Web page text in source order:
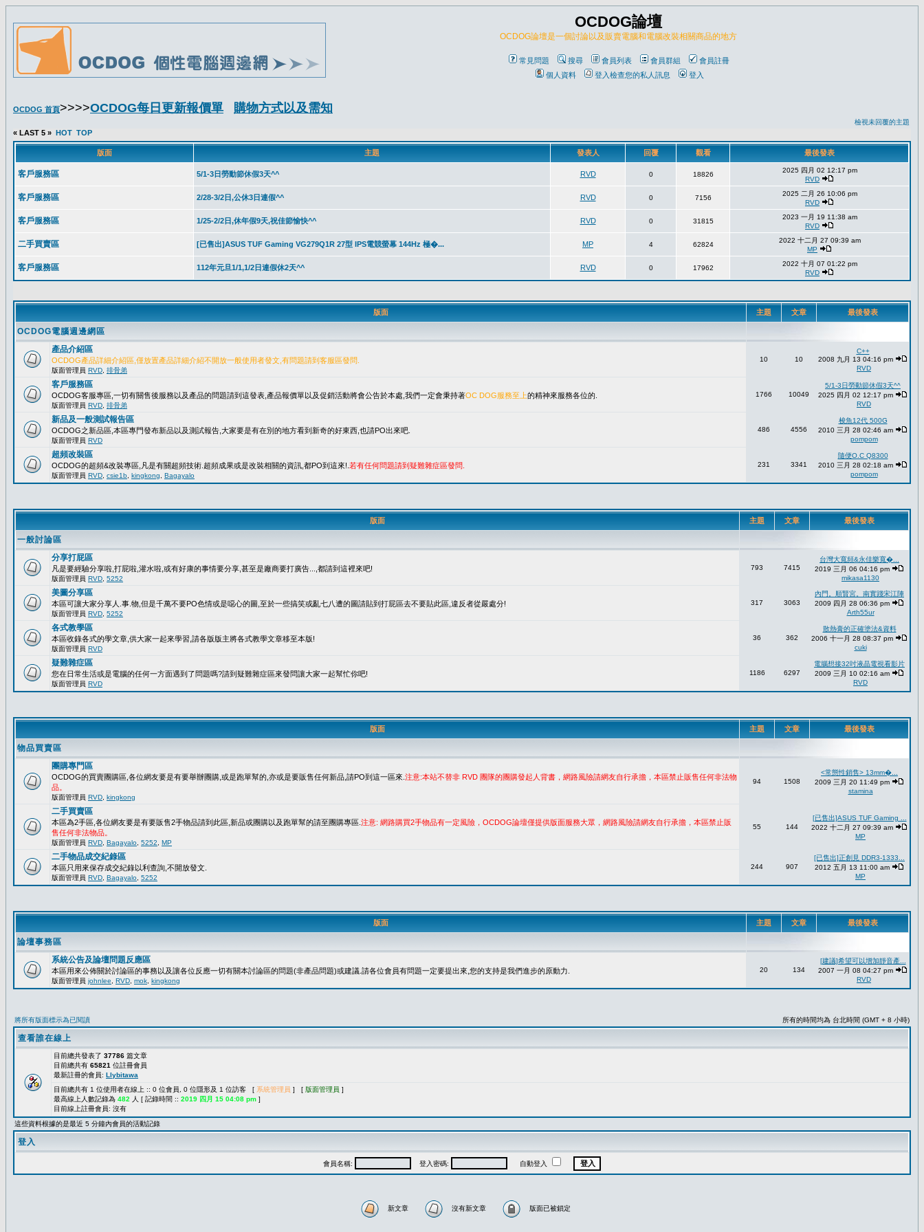
OCDOG論壇
OCDOG論壇是一個討論以及販賣電腦和電腦改裝相關商品的地方
常見問題 搜尋 會員列表 會員群組
會員註冊
個人資料
登入檢查您的私人訊息 登入
OCDOG 首頁>>>>OCDOG每日更新報價單 購物方式以及需知
檢視未回覆的主題
版面 主題 文章 最後發表
OCDOG電腦週邊網區
產品介紹區
OCDOG產品詳細介紹區,僅放置產品詳細介紹不開放一般使用者發文,有問題請到客服區發問.
版面管理員 RVD 排骨弟
10 10
C++
2008 九月 13 04:16 pm
RVD
客戶服務區
OCDOG客服專區,一切有關售後服務以及產品的問題請到這發表,產品報價單以及促銷活動將會公告於本處,我們一定會秉持著OC DOG服務至上的精神來服務各位的.
版面管理員 RVD 排骨弟
1766 10049
5/1-3日勞動節休假3天^^
2025 四月 02 12:17 pm
RVD
新品及一般測試報告區
OCDOG之新品區,本區專門發布新品以及測試報告,大家要是有在別的地方看到新奇的好東西,也請PO出來吧.
版面管理員 RVD
486 4556
梭魚12代 500G
2010 三月 28 02:46 am
pompom
超頻改裝區
OCDOG的超頻&改裝專區,凡是有關超頻技術.超頻成果或是改裝相關的資訊,都PO到這來!. 若有任何問題請到疑難雜症區發問.
版面管理員 RVD csie1b kingkong Bagayalo
231 3341
隨便O.C Q8300
2010 三月 28 02:18 am
pompom
版面 主題 文章 最後發表
一般討論區
分享打屁區
凡是要經驗分享啦,打屁啦,灌水啦,或有好康的事情要分享,甚至是廠商要打廣告...,都請到這裡來吧!
版面管理員 RVD 5252
793 7415
台灣大寬頻&永佳樂寬�...
2019 三月 06 04:16 pm
mikasa1130
美圖分享區
本區可讓大家分享人.事.物,但是千萬不要PO色情或是噁心的圖,至於一些搞笑或亂七八遭的圖請貼到打屁區去不要貼此區,違反者從嚴處分!
版面管理員 RVD 5252
317 3063
內門。順賢宮。南實踐宋江陣
2009 四月 28 06:36 pm
Arth55ur
各式教學區
本區收錄各式的學文章,供大家一起來學習,請各版版主將各式教學文章移至本版!
版面管理員 RVD
36 362
散熱膏的正確塗法&資料
2006 十一月 28 08:37 pm
cuki
疑難雜症區
您在日常生活或是電腦的任何一方面遇到了問題嗎?請到疑難雜症區來發問讓大家一起幫忙你吧!
版面管理員 RVD
1186 6297
電腦想接32吋液晶電視看影片
2009 三月 10 02:16 am
RVD
版面 主題 文章 最後發表
物品買賣區
團購專門區
OCDOG的買賣團購區,各位網友要是有要舉辦團購,或是跑單幫的,亦或是要販售任何新品,請PO到這一區來. 注意:本站不替非 RVD 團隊的團購發起人背書，網路風險請網友自行承擔，本區禁止販售任何非法物
品。
版面管理員 RVD kingkong
94 1508
<常態性銷售> 13mm�...
2009 三月 20 11:49 pm
stamina
二手買賣區
本區為2手區,各位網友要是有要販售2手物品請到此區,新品或團購以及跑單幫的請至團購專區. 注意: 網路購買2手物品有一定風險，OCDOG論壇僅提供版面服務大眾，網路風險請網友自行承擔，本區禁止販
售任何非法物品。
版面管理員 RVD Bagayalo 5252 MP
55 144
[已售出]ASUS TUF Gaming ...
2022 十二月 27 09:39 am
MP
二手物品成交紀錄區
本區只用來保存成交紀錄以利查詢,不開放發文.
版面管理員 RVD Bagayalo 5252
244 907
[已售出]正創見 DDR3-1333...
2012 五月 13 11:00 am
MP
版面 主題 文章 最後發表
論壇事務區
系統公告及論壇問題反應區
本區用來公佈關於討論區的事務以及讓各位反應一切有關本討論區的問題(非產品問題)或建議.請各位會員有問題一定要提出來,您的支持是我們進步的原動力.
版面管理員 johnlee RVD mok kingkong
20 134
[建議]希望可以增加靜音產...
2007 一月 08 04:27 pm
RVD
將所有版面標示為已閱讀 所有的時間均為 台北時間 (GMT + 8 小時)
查看誰在線上
目前總共發表了 37786 篇文章
目前總共有 65821 位註冊會員
最新註冊的會員: Llybitawa
目前總共有 1 位使用者在線上 :: 0 位會員, 0 位隱形及 1 位訪客 [ 系統管理員 ] [ 版面管理員 ]
最高線上人數記錄為 482 人 [ 記錄時間 :: 2019 四月 15 04:08 pm ]
目前線上註冊會員: 沒有
這些資料根據的是最近 5 分鐘內會員的活動記錄
登入
會員名稱: 登入密碼: 自動登入
新文章 沒有新文章 版面已被鎖定